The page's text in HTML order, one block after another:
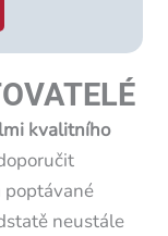
kvalitního
poptávané
neustále